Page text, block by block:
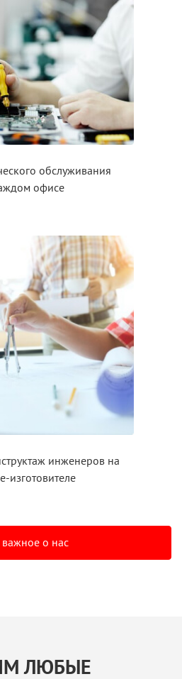
обслуживания
офисе
инженеров на
изготовителе
о нас
ЛЮБЫЕ